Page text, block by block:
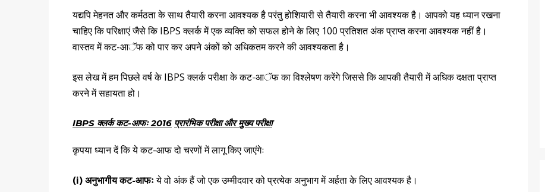
यद्यपि मेहनत और कर्मठता के साथ तैयारी करना आवश्यक है परंतु होशियारी से तैयारी करना भी आवश्यक है। आपको यह ध्यान रखना
चाहिए कि परिक्षाएं जैसे कि IBPS क्लर्क में एक व्यक्ति को सफल होने के लिए 100 प्रतिशत अंक प्राप्त करना आवश्यक नहीं है।
वास्तव में कट-आॅफ को पार कर अपने अंकों को अधिकतम करने की आवश्यकता है।
इस लेख में हम पिछले वर्ष के IBPS क्लर्क परीक्षा के कट-आॅफ का विश्लेषण करेंगे जिससे कि आपकी तैयारी में अधिक दक्षता प्राप्त
करने में सहायता हो।
IBPS क्लर्क कट-आफः2016 प्रारंभिक परीक्षा और मुख्य परीक्षा
कृपया ध्यान दें कि ये कट-आफ दो चरणों में लागू किए जाएंगेः
(i)अनुभागीय कट-आफःये वो अंक हैं जो एक उम्मीदवार को प्रत्येक अनुभाग में अर्हता के लिए आवश्यक है।